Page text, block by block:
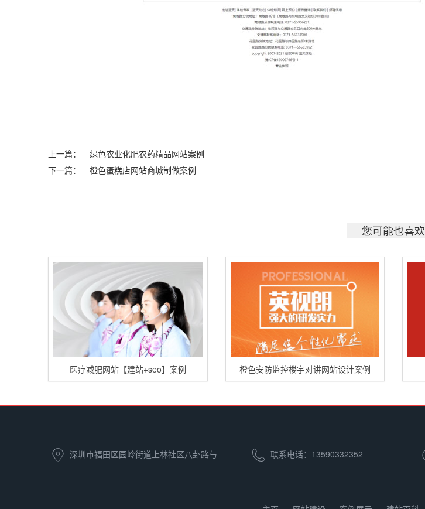
上一篇：
绿色农业化肥农药精品网站案例
下一篇：
橙色蛋糕店网站商城制做案例
您可能也喜欢
医疗减肥网站【建站+seo】案例 橙色安防监控楼宇对讲网站设计案例
深圳市福田区园岭街道上林社区八卦路与
联系电话：13590332352